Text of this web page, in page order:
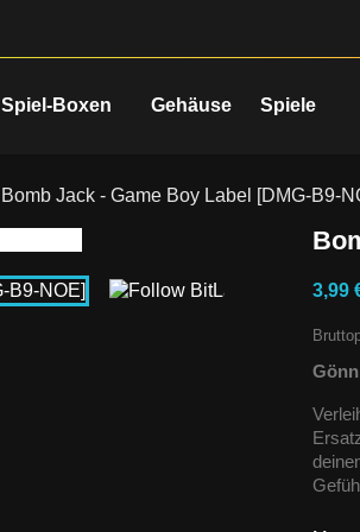
Spiel-Boxen Gehäuse Spiele
Bomb Jack - Game Boy Label [DMG-B9-
3,99